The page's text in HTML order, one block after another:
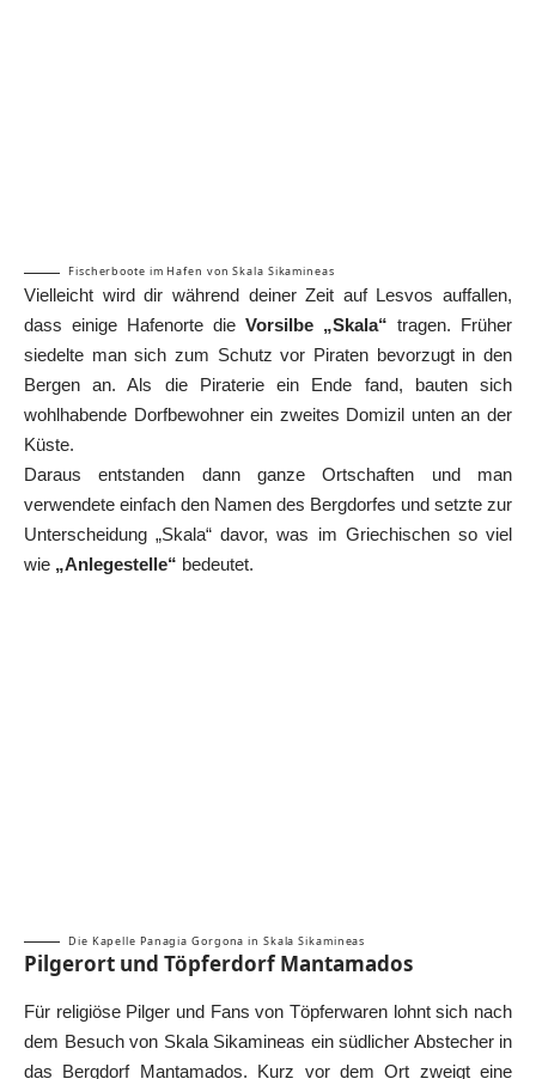
Fischerboote im Hafen von Skala Sikamineas
Vielleicht wird dir während deiner Zeit auf Lesvos auffallen,
dass einige Hafenorte die Vorsilbe „Skala“ tragen. Früher
siedelte man sich zum Schutz vor Piraten bevorzugt in den
Bergen an. Als die Piraterie ein Ende fand, bauten sich
wohlhabende Dorfbewohner ein zweites Domizil unten an der
Küste.
Daraus entstanden dann ganze Ortschaften und man
verwendete einfach den Namen des Bergdorfes und setzte zur
Unterscheidung „Skala“ davor, was im Griechischen so viel
wie „Anlegestelle“ bedeutet.
Die Kapelle Panagia Gorgona in Skala Sikamineas
Pilgerort und Töpferdorf Mantamados
Für religiöse Pilger und Fans von Töpferwaren lohnt sich nach
dem Besuch von Skala Sikamineas ein südlicher Abstecher in
das Bergdorf Mantamados. Kurz vor dem Ort zweigt eine